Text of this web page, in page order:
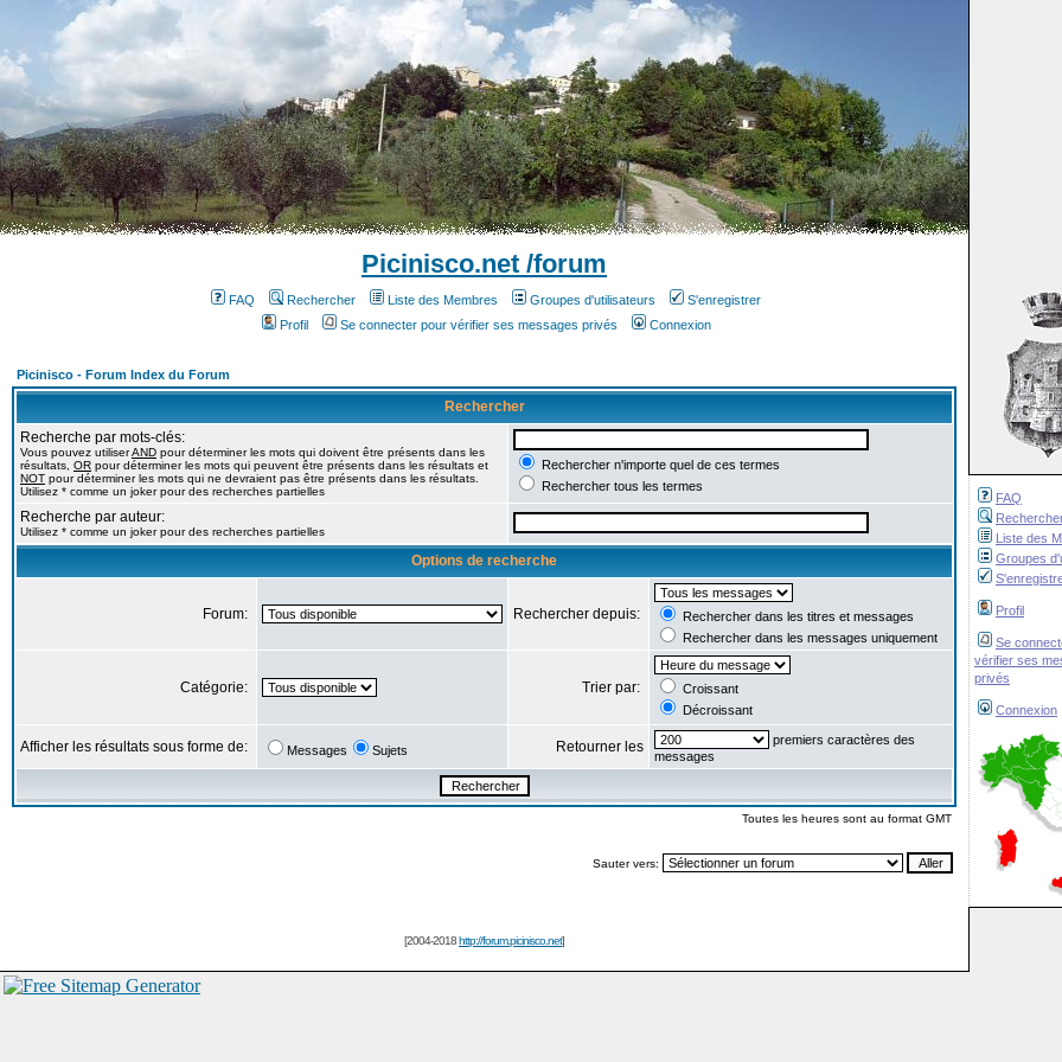
FAQ
Liste des
Groupes
Profil
Se
vérifier ses
privés
Connexion
Picinisco.net /forum
FAQ Rechercher Liste des Membres Groupes d'utilisateurs
S'enregistrer
Profil
Se connecter pour vérifier ses messages privés Connexion
Picinisco - Forum Index du Forum
Rechercher
Recherche par mots-clés:
Vous pouvez utiliserAND pour déterminer les mots qui doivent être présents dans les
résultats, OR pour déterminer les mots qui peuvent être présents dans les résultats et
NOT pour déterminer les mots qui ne devraient pas être présents dans les résultats.
Utilisez * comme un joker pour des recherches partielles
Rechercher n'importe quel de ces termes
Rechercher tous les termes
Recherche par auteur:
Utilisez * comme un joker pour des recherches partielles
Options de recherche
Forum: Rechercher depuis:
Rechercher dans les titres et messages
Rechercher dans les messages uniquement
Catégorie: Trier par:
Croissant
Décroissant
Afficher les résultats sous forme de: Messages Sujets Retourner les
premiers caractères des
messages
Toutes les heures sont au format GMT
Sauter vers:
[2004-2018http://forum.picinisco.net]